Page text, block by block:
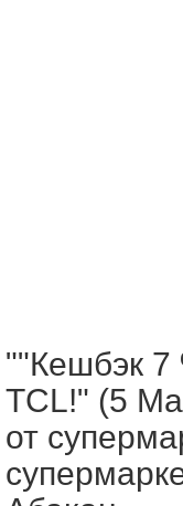
""Кешбэк 7
TCL!" (5
от